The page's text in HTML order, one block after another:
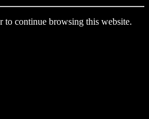
to continue browsing this website.